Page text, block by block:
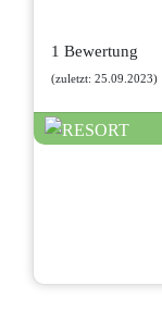
1 Bewertung
(zuletzt: 25.09.2023)